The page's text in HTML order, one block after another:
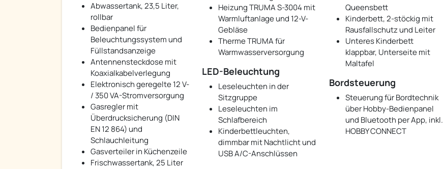
Queensbett
Kinderbett, 2-stöckig mit
Rausfallschutz und Leiter
Unteres Kinderbett
klappbar, Unterseite mit
Maltafel
Abwassertank, 23,5 Liter,
rollbar
Bedienpanel für
Beleuchtungssystem und
Füllstandsanzeige
Antennensteckdose mit
Koaxialkabelverlegung
Elektronisch geregelte 12 V-
/ 350 VA-Stromversorgung
Gasregler mit
Überdrucksicherung (DIN
EN 12 864) und
Schlauchleitung
Gasverteiler in Küchenzeile
Frischwassertank, 25 Liter
Heizung TRUMA S-3004 mit
Warmluftanlage und 12-V-
Gebläse
Therme TRUMA für
Warmwasserversorgung
LED-Beleuchtung
Leseleuchten in der
Sitzgruppe
Leseleuchten im
Schlafbereich
Kinderbettleuchten,
dimmbar mit Nachtlicht und
USB A/C-Anschlüssen
Bordsteuerung
Steuerung für Bordtechnik
über Hobby-Bedienpanel
und Bluetooth per App, inkl.
HOBBY CONNECT